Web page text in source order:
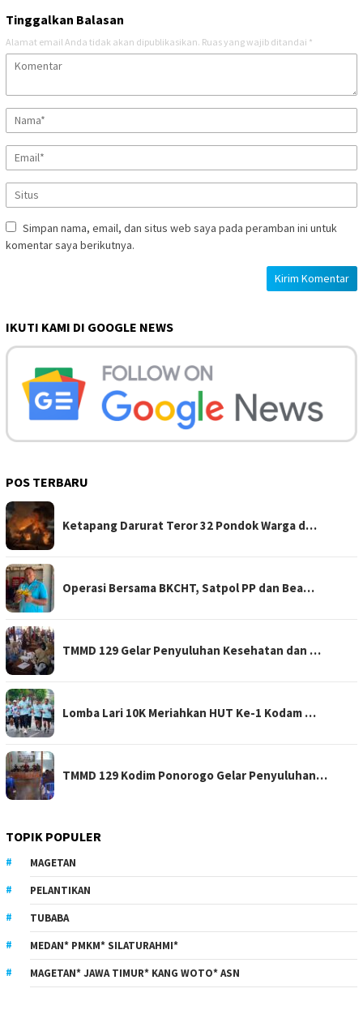
Tinggalkan Balasan
Alamat email Anda tidak akan dipublikasikan. Ruas yang wajib ditandai *
Simpan nama, email, dan situs web saya pada peramban ini untuk
komentar saya berikutnya.
IKUTI KAMI DI GOOGLE NEWS
POS TERBARU
Ketapang Darurat Teror 32 Pondok Warga d…
Operasi Bersama BKCHT, Satpol PP dan Bea…
TMMD 129 Gelar Penyuluhan Kesehatan dan …
Lomba Lari 10K Meriahkan HUT Ke-1 Kodam …
TMMD 129 Kodim Ponorogo Gelar Penyuluhan…
TOPIK POPULER
MAGETAN
PELANTIKAN
TUBABA
MEDAN* PMKM* SILATURAHMI*
MAGETAN* JAWA TIMUR* KANG WOTO* ASN